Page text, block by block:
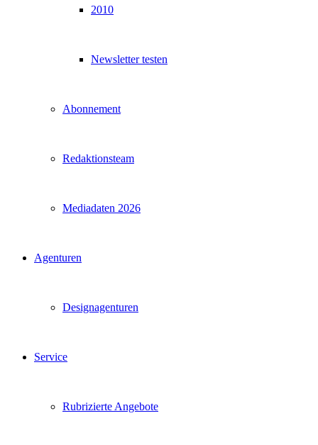
2010
Newsletter testen
Abonnement
Redaktionsteam
Mediadaten 2026
Agenturen
Designagenturen
Service
Rubrizierte Angebote